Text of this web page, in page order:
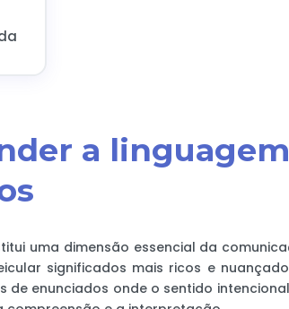
a
uma dimensão essencial da
significados mais ricos e
de enunciados onde o sentido